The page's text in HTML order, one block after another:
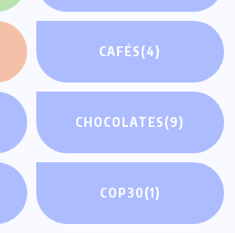
CAFÉS(4)
CHOCOLATES(9)
COP30(1)